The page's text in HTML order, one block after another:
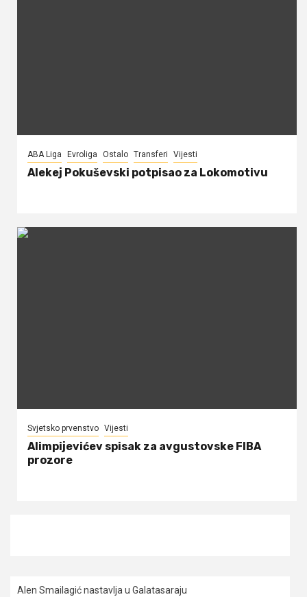
ABA Liga Evroliga Ostalo Transferi Vijesti
Alekej Pokuševski potpisao za Lokomotivu
Svjetsko prvenstvo Vijesti
Alimpijevićev spisak za avgustovske FIBA
prozore
Alen Smailagić nastavlja u Galatasaraju